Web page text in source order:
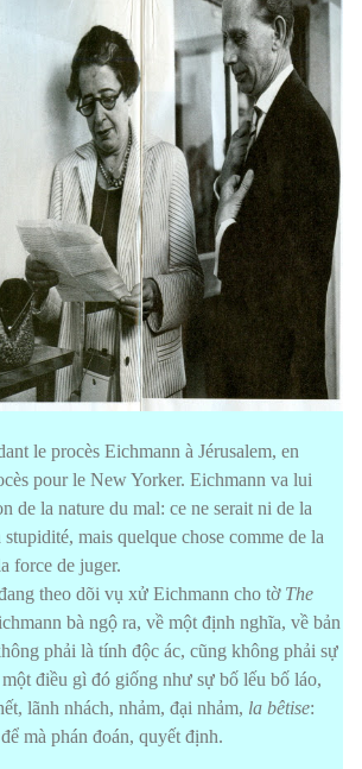
le procès Eichmann à Jérusalem, en
pour le New Yorker. Eichmann va lui
de la nature du mal: ce ne serait ni de la
mais quelque chose comme de la
force de juger.
theo dõi vụ xử Eichmann cho tờ The
bà ngộ ra, về một định nghĩa, về bản
phải là tính độc ác, cũng không phải sự
điều gì đó giống như sự bố lếu bố láo,
lãnh nhách, nhảm, đại nhảm, la bêtise:
mà phán đoán, quyết định.